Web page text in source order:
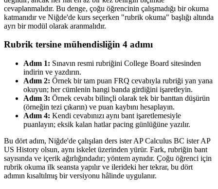
cevaplanmalıdır. Bu denge, çoğu öğrencinin çalışmadığı bir okuma
katmanıdır ve Niğde'de kurs seçerken "rubrik okuma" başlığı altında
ayrı bir modül olarak aranmalıdır.
Rubrik tersine mühendisliğin 4 adımı
Adım 1: Sınavın resmi rubriğini College Board sitesinden
indirin ve yazdırın.
Adım 2: Örnek bir tam puan FRQ cevabıyla rubriği yan yana
okuyun; her cümlenin hangi banda girdiğini işaretleyin.
Adım 3: Örnek cevabı bilinçli olarak tek bir banttan düşürün
(örneğin tezi çıkarın) ve puan kaybını hesaplayın.
Adım 4: Kendi cevabınızı aynı bant işaretlemesiyle
puanlayın; eksik kalan hatlar pacing günlüğüne yazılır.
Bu dört adım, Niğde'de çalışılan ders ister AP Calculus BC ister AP
US History olsun, aynı iskelet üzerinden yürür. Fark, rubriğin bant
sayısında ve içerik ağırlığındadır; yöntem aynıdır. Çoğu öğrenci için
rubrik okuma ilk seansta yapılır ve ilerideki her tekrar, bu dört
adımın kısaltılmış bir versiyonu hâlinde uygulanır.